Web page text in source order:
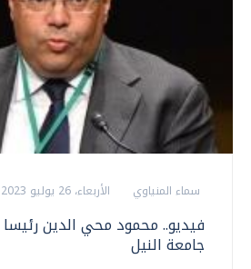
سماء المنياوي الأربعاء، 26 يوليو 2023 10:52 م
فيديو.. محمود محي الدين
جامعة النيل